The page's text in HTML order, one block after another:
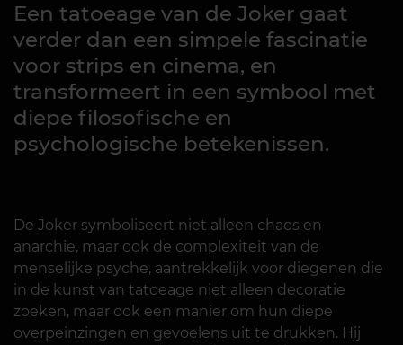
Een tatoeage van de Joker gaat
verder dan een simpele fascinatie
voor strips en cinema, en
transformeert in een symbool met
diepe filosofische en
psychologische betekenissen.
De Joker symboliseert niet alleen chaos en
anarchie, maar ook de complexiteit van de
menselijke psyche, aantrekkelijk voor diegenen die
in de kunst van tatoeage niet alleen decoratie
zoeken, maar ook een manier om hun diepe
overpeinzingen en gevoelens uit te drukken. Hij